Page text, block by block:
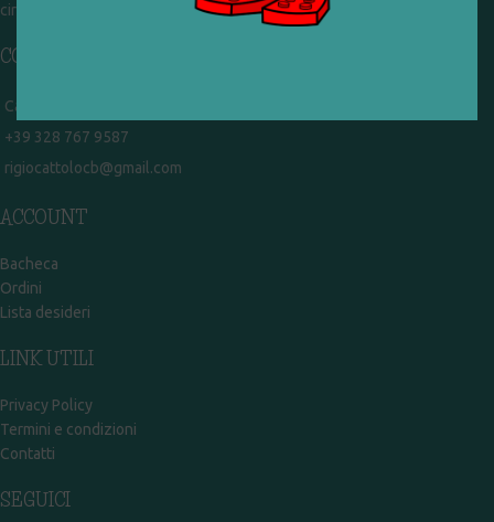
circolazione. Operiamo per un'economia civile, circolare e sostenibile.
CONTATTI
Campobasso - via Garibaldi 51
+39 328 767 9587
rigiocattolocb@gmail.com
ACCOUNT
Bacheca
Ordini
Lista desideri
LINK UTILI
Privacy Policy
Termini e condizioni
Contatti
SEGUICI